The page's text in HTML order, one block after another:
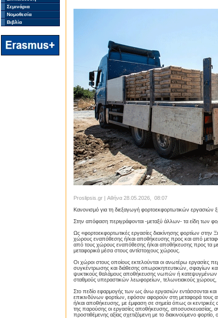
Σεμινάρια
Νομοθεσία
Βιβλία
Proslipsis.gr | Αθήνα 28.05.2026, 08:07
Κανονισμό για τη διεξαγωγή φορτοεκφορτωτικών εργασιών
Στην απόφαση περιγράφονται -μεταξύ άλλων- τα είδη των
Ως «φορτοεκφορτωτικές εργασίες διακίνησης φορτίων στην
χώρους εναπόθεσης ή/και αποθήκευσης προς και από
από τους χώρους εναπόθεσης ή/και αποθήκευσης προς τα
μεταφορικά μέσα στους αντίστοιχους χώρους.
Οι χώροι στους οποίους εκτελούνται οι ανωτέρω εργασίες
συγκέντρωσης και διάθεσης οπωροκηπευτικών, σφαγίων
ψυκτικούς θαλάμους αποθήκευσης νωπών ή
σταθμούς υπεραστικών λεωφορείων, τελωνειακούς
Στο πεδίο εφαρμογής των ως άνω εργασιών εντάσσονται και
επικινδύνων φορτίων, εφόσον αφορούν στη μεταφορά τους
ή/και αποθήκευσης, με έμφαση σε σημεία όπως οι κεντρικές
της παρούσης οι εργασίες αποθήκευσης, αποσυσκευασίας,
προστιθέμενης αξίας σχετιζόμενη με το διακινούμενο